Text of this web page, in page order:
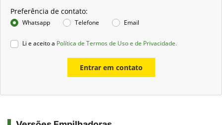
Preferência de contato:
Whatsapp Telefone Email
Li e aceito a Política de Termos de Uso e de Privacidade.
Entrar em contato